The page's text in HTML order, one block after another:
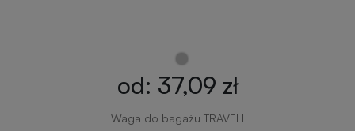
od: 37,09 zł
Waga do bagażu TRAVELI